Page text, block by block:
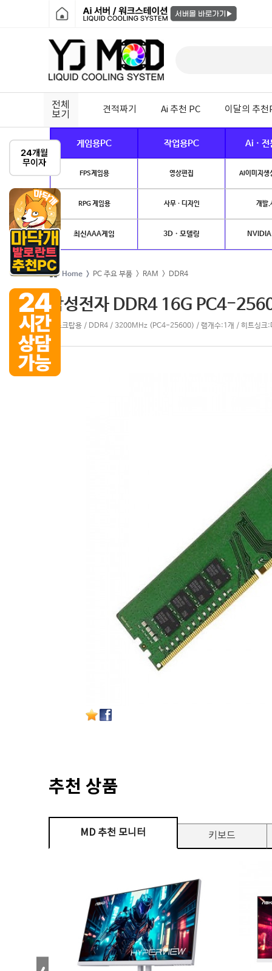
전체
보기
견적짜기 Ai 추천 PC 이달의 추천
게임용PC 작업용PC Ai · 전
FPS게임용 영상편집 AI이미지생
RPG 게임용 사무 · 디자인 개발.
최신AAA게임 3D · 모델링
Home > PC 주요 부품 > RAM > DDR4
삼성전자 DDR4 16G PC4-
데스크탑용 / DDR4 / 3200MHz (PC4-25600) / 램개수:1개 / 히트싱크:
추천 상품
MD 추천 모니터 키보드